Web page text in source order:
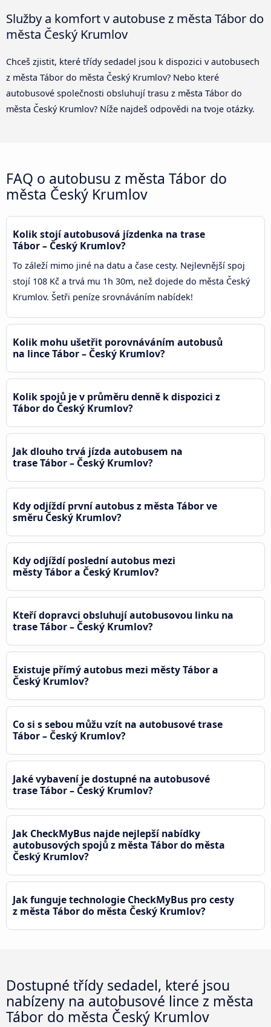
Služby a komfort v autobuse z města Tábor do
města Český Krumlov
Chceš zjistit, které třídy sedadel jsou k dispozici v autobusech
z města Tábor do města Český Krumlov? Nebo které
autobusové společnosti obsluhují trasu z města Tábor do
města Český Krumlov? Níže najdeš odpovědi na tvoje otázky.
FAQ o autobusu z města Tábor do
města Český Krumlov
Kolik stojí autobusová jízdenka na trase
Tábor – Český Krumlov?
To záleží mimo jiné na datu a čase cesty. Nejlevnější spoj
stojí 108 Kč a trvá mu 1h 30m, než dojede do města Český
Krumlov. Šetři peníze srovnáváním nabídek!
Kolik mohu ušetřit porovnáváním autobusů
na lince Tábor – Český Krumlov?
Kolik spojů je v průměru denně k dispozici z
Tábor do Český Krumlov?
Jak dlouho trvá jízda autobusem na
trase Tábor – Český Krumlov?
Kdy odjíždí první autobus z města Tábor ve
směru Český Krumlov?
Kdy odjíždí poslední autobus mezi
městy Tábor a Český Krumlov?
Kteří dopravci obsluhují autobusovou linku na
trase Tábor – Český Krumlov?
Existuje přímý autobus mezi městy Tábor a
Český Krumlov?
Co si s sebou můžu vzít na autobusové trase
Tábor – Český Krumlov?
Jaké vybavení je dostupné na autobusové
trase Tábor – Český Krumlov?
Jak CheckMyBus najde nejlepší nabídky
autobusových spojů z města Tábor do města
Český Krumlov?
Jak funguje technologie CheckMyBus pro cesty
z města Tábor do města Český Krumlov?
Dostupné třídy sedadel, které jsou
nabízeny na autobusové lince z města
Tábor do města Český Krumlov